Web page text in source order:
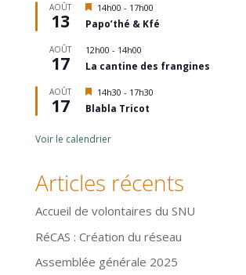
AOÛT
13
Mis
avant
14h00 - 17h00
Papo’thé & Kfé
AOÛT
17
12h00 - 14h00
La cantine des frangines
AOÛT
17
Mis
en
avant
14h30 - 17h30
Blabla Tricot
Voir le calendrier
Articles récents
Accueil de volontaires du SNU
RéCAS : Création du réseau
Assemblée générale 2025